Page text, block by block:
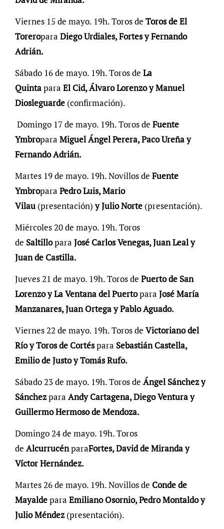
Viernes 15 de mayo. 19h. Toros de Toros de El
Toreropara Diego Urdiales, Fortes y Fernando
Adrián.
Sábado 16 de mayo. 19h. Toros de La
Quintapara El Cid, Álvaro Lorenzo y Manuel
Diosleguarde (confirmación).
Domingo 17 de mayo. 19h. Toros de Fuente
Ymbropara Miguel Ángel Perera, Paco Ureña y
Fernando Adrián.
Martes 19 de mayo. 19h. Novillos de Fuente
Ymbropara Pedro Luis, Mario
Vilau (presentación)y Julio Norte (presentación).
Miércoles 20 de mayo. 19h. Toros
de Saltillopara José Carlos Venegas, Juan Leal y
Juan de Castilla.
Jueves 21 de mayo. 19h. Toros de Puerto de San
Lorenzo y La Ventana del Puertopara José María
Manzanares, Juan Ortega y Pablo Aguado.
Viernes 22 de mayo. 19h. Toros de Victoriano del
Río y Toros de Cortéspara Sebastián Castella,
Emilio de Justo y Tomás Rufo.
Sábado 23 de mayo. 19h. Toros de Ángel Sánchez y
Sánchezpara Andy Cartagena, Diego Ventura y
Guillermo Hermoso de Mendoza.
Domingo 24 de mayo. 19h. Toros
de AlcurrucénparaFortes, David de Miranda y
Víctor Hernández.
Martes 26 de mayo. 19h. Novillos de Conde de
Mayaldepara Emiliano Osornio, Pedro Montaldo y
Julio Méndez(presentación).